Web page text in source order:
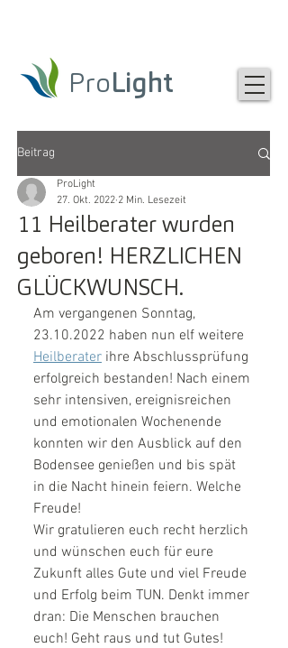
ProLight
Beitrag
11 Heilberater wurden
geboren! HERZLICHEN
GLÜCKWUNSCH.
ProLight
27. Okt. 2022 2 Min. Lesezeit
Am vergangenen Sonntag,
23.10.2022 haben nun elf weitere
Heilberater ihre Abschlussprüfung
erfolgreich bestanden! Nach einem
sehr intensiven, ereignisreichen
und emotionalen Wochenende
konnten wir den Ausblick auf den
Bodensee genießen und bis spät
in die Nacht hinein feiern. Welche
Freude!
Wir gratulieren euch recht herzlich
und wünschen euch für eure
Zukunft alles Gute und viel Freude
und Erfolg beim TUN. Denkt immer
dran: Die Menschen brauchen
euch! Geht raus und tut Gutes!